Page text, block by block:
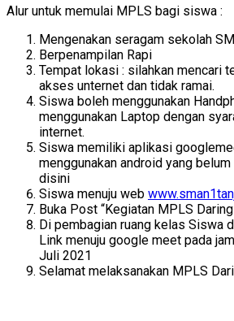
Alur untuk memulai MPLS bagi siswa :
Mengenakan seragam sekolah
Berpenampilan Rapi
Tempat lokasi : silahkan mencari
akses unternet dan tidak ramai.
Siswa boleh menggunakan
menggunakan Laptop dengan
internet.
Siswa memiliki aplikasi
menggunakan android yang
disini
Siswa menuju web
Buka Post “Kegiatan MPLS
Di pembagian ruang kelas Siswa
Link menuju google meet pada
Juli 2021
Selamat melaksanakan MPLS